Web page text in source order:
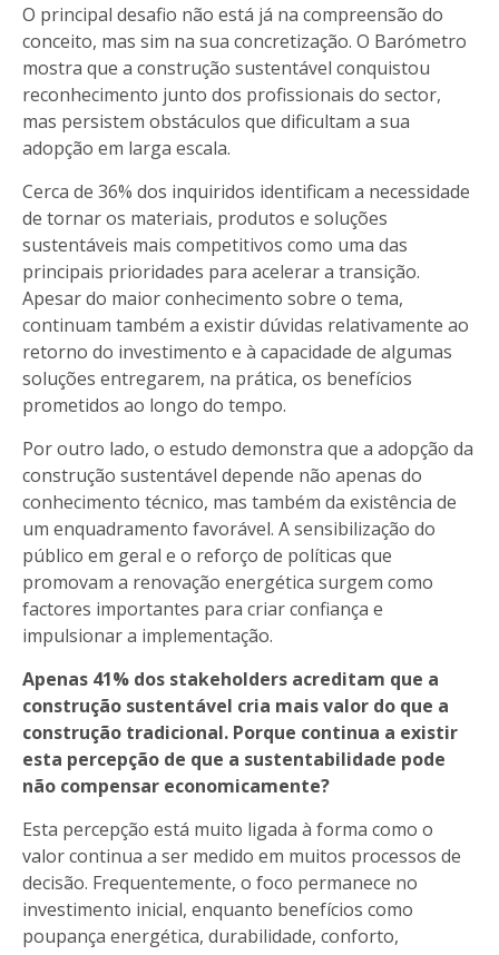
O principal desafio não está já na compreensão do
conceito, mas sim na sua concretização. O Barómetro
mostra que a construção sustentável conquistou
reconhecimento junto dos profissionais do sector,
mas persistem obstáculos que dificultam a sua
adopção em larga escala.
Cerca de 36% dos inquiridos identificam a necessidade
de tornar os materiais, produtos e soluções
sustentáveis mais competitivos como uma das
principais prioridades para acelerar a transição.
Apesar do maior conhecimento sobre o tema,
continuam também a existir dúvidas relativamente ao
retorno do investimento e à capacidade de algumas
soluções entregarem, na prática, os benefícios
prometidos ao longo do tempo.
Por outro lado, o estudo demonstra que a adopção da
construção sustentável depende não apenas do
conhecimento técnico, mas também da existência de
um enquadramento favorável. A sensibilização do
público em geral e o reforço de políticas que
promovam a renovação energética surgem como
factores importantes para criar confiança e
impulsionar a implementação.
Apenas 41% dos stakeholders acreditam que a
construção sustentável cria mais valor do que a
construção tradicional. Porque continua a existir
esta percepção de que a sustentabilidade pode
não compensar economicamente?
Esta percepção está muito ligada à forma como o
valor continua a ser medido em muitos processos de
decisão. Frequentemente, o foco permanece no
investimento inicial, enquanto benefícios como
poupança energética, durabilidade, conforto,